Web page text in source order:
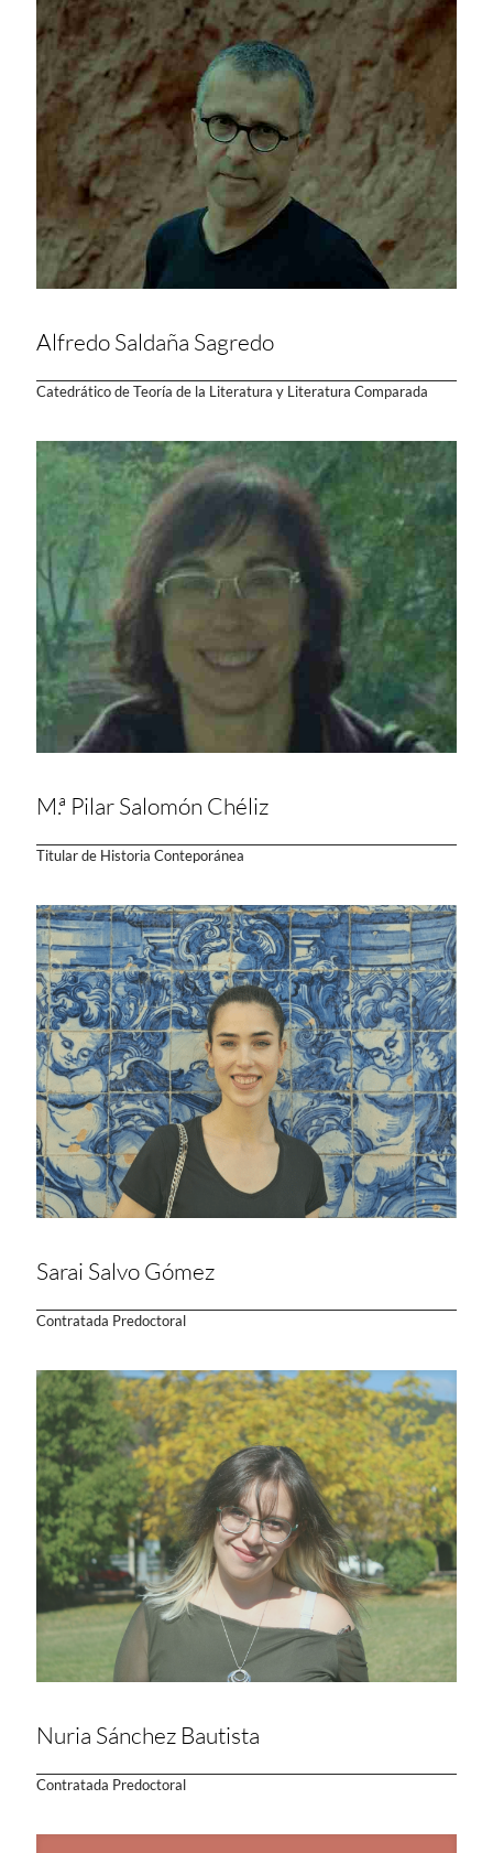
Alfredo Saldaña Sagredo
Catedrático de Teoría de la Literatura y Literatura Comparada
M.ª Pilar Salomón Chéliz
Titular de Historia Conteporánea
Sarai Salvo Gómez
Contratada Predoctoral
Nuria Sánchez Bautista
Contratada Predoctoral